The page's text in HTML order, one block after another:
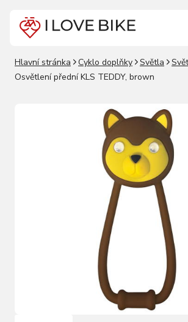
Hlavní stránka Cyklo doplňky Světla
Osvětlení přední KLS TEDDY, brown